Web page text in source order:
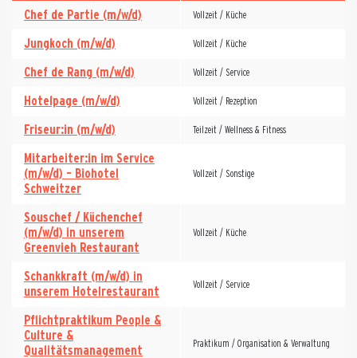
Chef de Partie (m/w/d) Vollzeit / Küche
Jungkoch (m/w/d) Vollzeit / Küche
Chef de Rang (m/w/d) Vollzeit / Service
Hotelpage (m/w/d) Vollzeit / Rezeption
Friseur:in (m/w/d) Teilzeit / Wellness & Fitness
Mitarbeiter:in im Service
(m/w/d) – Biohotel
Schweitzer
Vollzeit / Sonstige
Souschef / Küchenchef
(m/w/d) in unserem
Greenvieh Restaurant
Vollzeit / Küche
Schankkraft (m/w/d) in
unserem Hotelrestaurant
Vollzeit / Service
Pflichtpraktikum People &
Culture &
Qualitätsmanagement
Praktikum / Organisation & Verwaltung